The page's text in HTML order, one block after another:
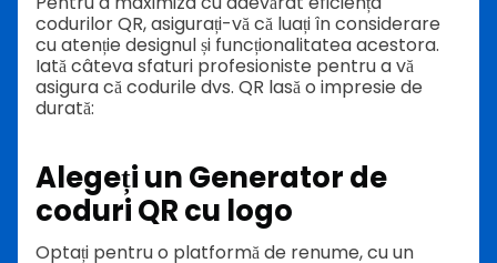
codurilor QR, asigurați-vă că luați în considerare
cu atenție designul și funcționalitatea acestora.
Iată câteva sfaturi profesioniste pentru a vă
asigura că codurile dvs. QR lasă o impresie de
durată:
Alegeți unGenerator de
coduri QR cu logo
Optați pentru o platformă de renume, cu un